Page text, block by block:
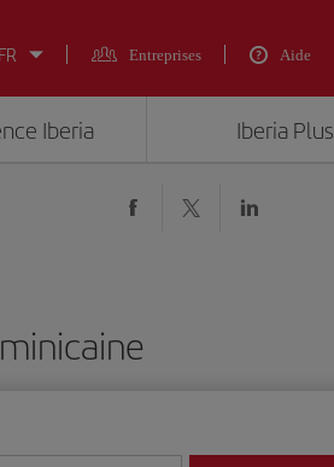
Entreprises Aide
Iberia Iberia Plus